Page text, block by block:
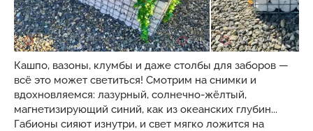
Кашпо, вазоны, клумбы и даже столбы для заборов —
всё это может светиться! Смотрим на снимки и
вдохновляемся: лазурный, солнечно-жёлтый,
магнетизирующий синий, как из океанских глубин...
Габионы сияют изнутри, и свет мягко ложится на